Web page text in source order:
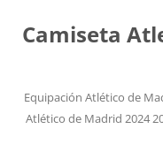
Camiseta
Equipación Atlético de
Atlético de Madrid 2024